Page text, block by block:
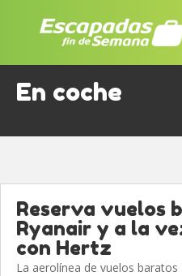
En coche
Reserva vuelos
Ryanair y a la
con Hertz
La aerolínea de vuelos baratos